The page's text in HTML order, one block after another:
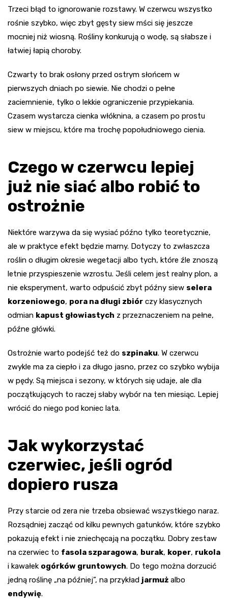
Trzeci błąd to ignorowanie rozstawy. W czerwcu wszystko
rośnie szybko, więc zbyt gęsty siew mści się jeszcze
mocniej niż wiosną. Rośliny konkurują o wodę, są słabsze i
łatwiej łapią choroby.
Czwarty to brak osłony przed ostrym słońcem w
pierwszych dniach po siewie. Nie chodzi o pełne
zaciemnienie, tylko o lekkie ograniczenie przypiekania.
Czasem wystarcza cienka włóknina, a czasem po prostu
siew w miejscu, które ma trochę popołudniowego cienia.
Czego w czerwcu lepiej
już nie siać albo robić to
ostrożnie
Niektóre warzywa da się wysiać późno tylko teoretycznie,
ale w praktyce efekt będzie marny. Dotyczy to zwłaszcza
roślin o długim okresie wegetacji albo tych, które źle znoszą
letnie przyspieszenie wzrostu. Jeśli celem jest realny plon, a
nie eksperyment, warto odpuścić zbyt późny siew selera
korzeniowego, pora na długi zbiór czy klasycznych
odmian kapust głowiastych z przeznaczeniem na pełne,
późne główki.
Ostrożnie warto podejść też do szpinaku. W czerwcu
zwykle ma za ciepło i za długo jasno, przez co szybko wybija
w pędy. Są miejsca i sezony, w których się udaje, ale dla
początkujących to raczej słaby wybór na ten miesiąc. Lepiej
wrócić do niego pod koniec lata.
Jak wykorzystać
czerwiec, jeśli ogród
dopiero rusza
Przy starcie od zera nie trzeba obsiewać wszystkiego naraz.
Rozsądniej zacząć od kilku pewnych gatunków, które szybko
pokazują efekt i nie zniechęcają na początku. Dobry zestaw
na czerwiec to fasola szparagowa, burak, koper, rukola
i kawałek ogórków gruntowych. Do tego można dorzucić
jedną roślinę „na później”, na przykład jarmuż albo
endywię.